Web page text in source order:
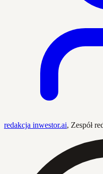
redakcja inwestor.ai, Zespół